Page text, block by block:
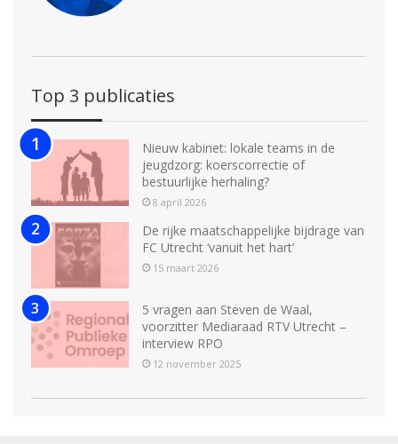
Top 3 publicaties
Nieuw kabinet: lokale teams in de
jeugdzorg: koerscorrectie of
bestuurlijke herhaling?
8 april 2026
De rijke maatschappelijke bijdrage van
FC Utrecht ‘vanuit het hart’
15 maart 2026
5 vragen aan Steven de Waal,
voorzitter Mediaraad RTV Utrecht –
interview RPO
12 november 2025